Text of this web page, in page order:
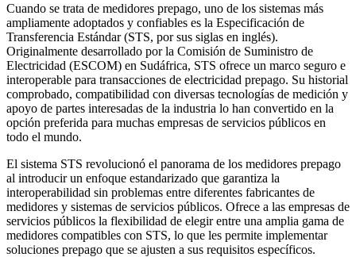
Cuando se trata de medidores prepago, uno de los sistemas más
ampliamente adoptados y confiables es la Especificación de
Transferencia Estándar (STS, por sus siglas en inglés).
Originalmente desarrollado por la Comisión de Suministro de
Electricidad (ESCOM) en Sudáfrica, STS ofrece un marco seguro e
interoperable para transacciones de electricidad prepago. Su historial
comprobado, compatibilidad con diversas tecnologías de medición y
apoyo de partes interesadas de la industria lo han convertido en la
opción preferida para muchas empresas de servicios públicos en
todo el mundo.
El sistema STS revolucionó el panorama de los medidores prepago
al introducir un enfoque estandarizado que garantiza la
interoperabilidad sin problemas entre diferentes fabricantes de
medidores y sistemas de servicios públicos. Ofrece a las empresas de
servicios públicos la flexibilidad de elegir entre una amplia gama de
medidores compatibles con STS, lo que les permite implementar
soluciones prepago que se ajusten a sus requisitos específicos.